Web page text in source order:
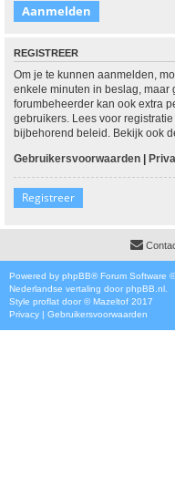
REGISTREER
Om je te kunnen aanmelden,
enkele minuten in beslag, maar
forumbeheerder kan ook extra
gebruikers. Lees voor
bijbehorend beleid. Bekijk ook
Gebruikersvoorwaarden |
Registreer
Powered by phpBB® Forum Software
Nederlandse vertaling door phpBB.nl
Style proflat door ©Mazeltof 2017
Privacy | Gebruikersvoorwaarden